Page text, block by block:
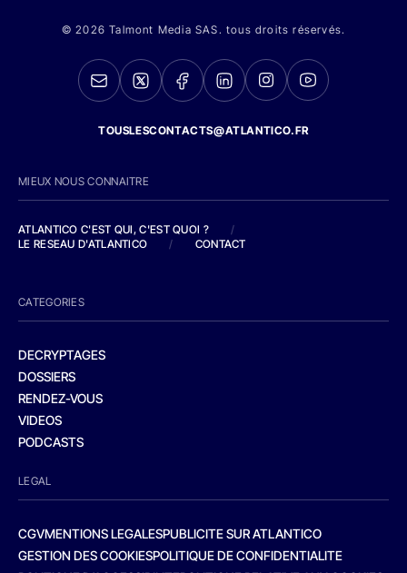
© 2026 Talmont Media SAS. tous droits réservés.
TOUSLESCONTACTS@ATLANTICO.FR
MIEUX NOUS CONNAITRE
ATLANTICO C'EST QUI, C'EST QUOI ?
/
LE RESEAU D'ATLANTICO
/ CONTACT
CATEGORIES
DECRYPTAGES
DOSSIERS
RENDEZ-VOUS
VIDEOS
PODCASTS
LEGAL
CGVMENTIONS LEGALESPUBLICITE SUR ATLANTICO
GESTION DES COOKIESPOLITIQUE DE CONFIDENTIALITE